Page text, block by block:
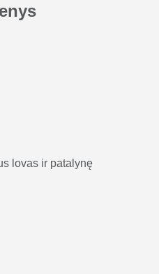
lovas ir patalynę